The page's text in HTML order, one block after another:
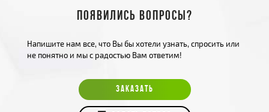
Появились вопросы?
Напишите нам все, что Вы бы хотели узнать, спросить или
не понятно и мы с радостью Вам ответим!
ЗАКАЗАТЬ